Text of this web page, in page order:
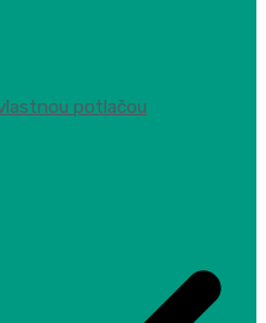
potlačou